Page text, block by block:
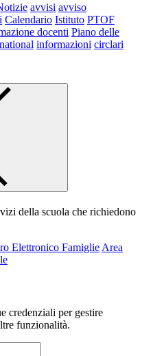
avvisi avviso
Calendario Istituto PTOF
docenti Piano delle
informazioni circlari
della scuola che richiedono
Elettronico Famiglie Area
credenziali per gestire
funzionalità.